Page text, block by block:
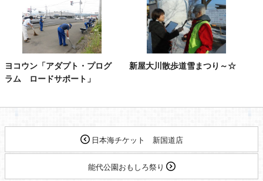
ヨコウン「アダプト・プログ
ラム ロードサポート」
新屋大川散歩道雪まつり～☆
日本海チケット 新国道店
能代公園おもしろ祭り